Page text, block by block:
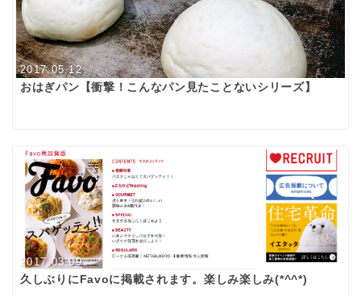
2017.05.12
おはぎパン【衝撃！こんなパン見たことないシリーズ】
2017.03.09
久しぶりにFavoに掲載されます。楽しみ楽しみ(*^^*)